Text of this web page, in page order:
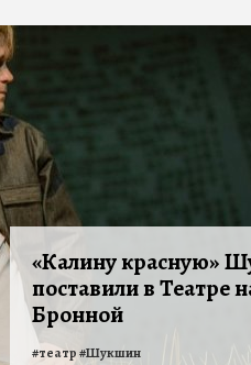
«Калину красную»
поставили в Театре
Бронной
#театр#Шукшин